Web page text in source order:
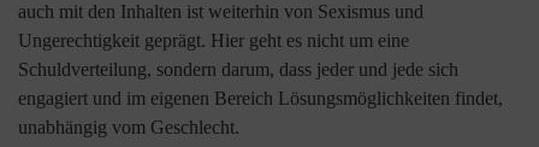
auch mit den Inhalten ist weiterhin von Sexismus und
Ungerechtigkeit geprägt. Hier geht es nicht um eine
Schuldverteilung, sondern darum, dass jeder und jede sich
engagiert und im eigenen Bereich Lösungsmöglichkeiten findet,
unabhängig vom Geschlecht.